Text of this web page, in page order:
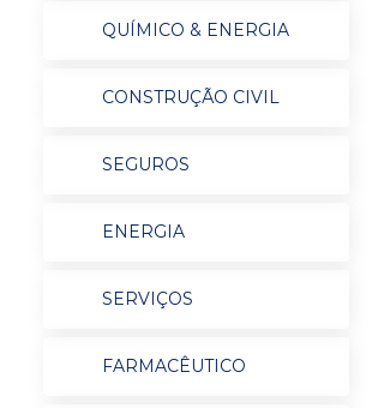
QUÍMICO & ENERGIA
CONSTRUÇÃO CIVIL
SEGUROS
ENERGIA
SERVIÇOS
FARMACÊUTICO